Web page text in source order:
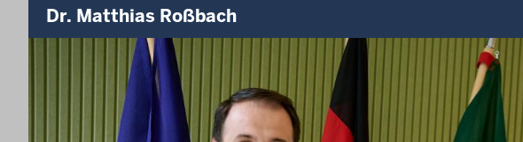
befinden
Dr. Matthias Roßbach